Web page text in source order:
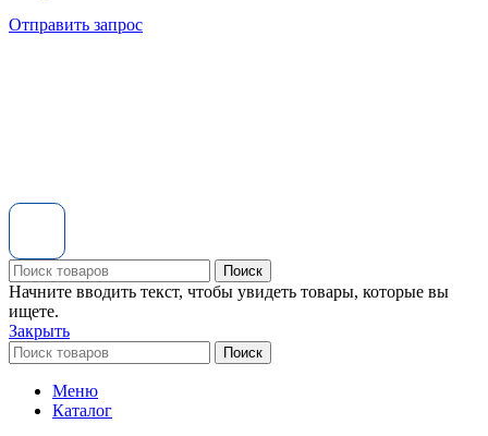
Отправить запрос
Поиск
Начните вводить текст, чтобы увидеть товары, которые вы
ищете.
Закрыть
Поиск
Меню
Каталог